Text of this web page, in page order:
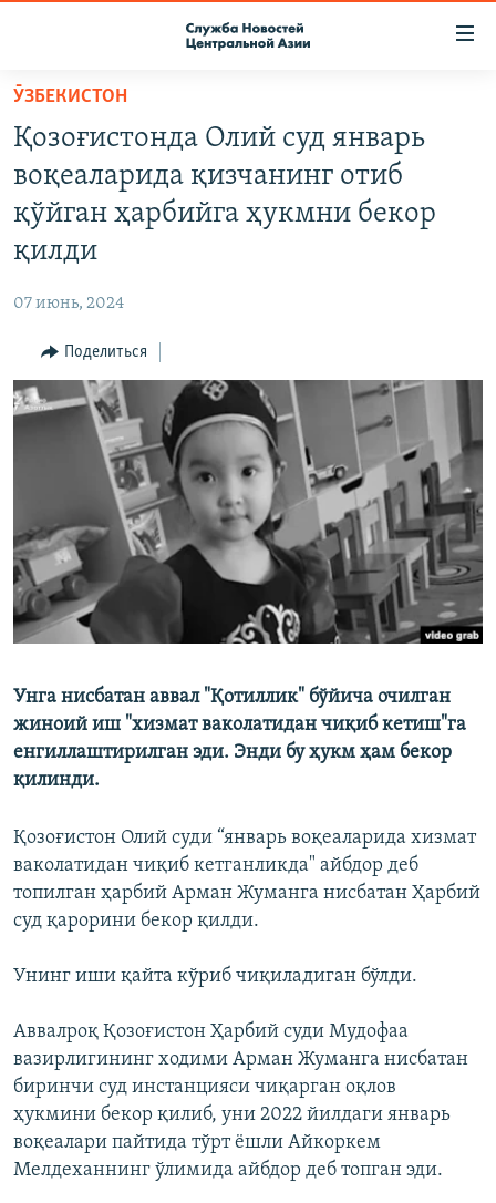
Вернуться
основному
содержанию
Вернутся
главной
Вернутся
поиску
ПОДПИСКА
КОНТАКТЫ
МИГРАНТ МЕДИА
ӮЗБЕКИСТОН
Қозоғистонда Олий суд январь
воқеаларида қизчанинг отиб
қўйган ҳарбийга ҳукмни бекор
қилди
07 июнь, 2024
Поделиться
Унга нисбатан аввал "Қотиллик" бўйича очилган
жиноий иш "хизмат ваколатидан чиқиб кетиш"га
енгиллаштирилган эди. Энди бу ҳукм ҳам бекор
қилинди.
Қозоғистон Олий суди “январь воқеаларида хизмат
ваколатидан чиқиб кетганликда" айбдор деб
топилган ҳарбий Арман Жуманга нисбатан Ҳарбий
суд қарорини бекор қилди.
Унинг иши қайта кўриб чиқиладиган бўлди.
Аввалроқ Қозоғистон Ҳарбий суди Мудофаа
вазирлигининг ходими Арман Жуманга нисбатан
биринчи суд инстанцияси чиқарган оқлов
ҳукмини бекор қилиб, уни 2022 йилдаги январь
воқеалари пайтида тўрт ёшли Айкоркем
Мелдеханнинг ўлимида айбдор деб топган эди.